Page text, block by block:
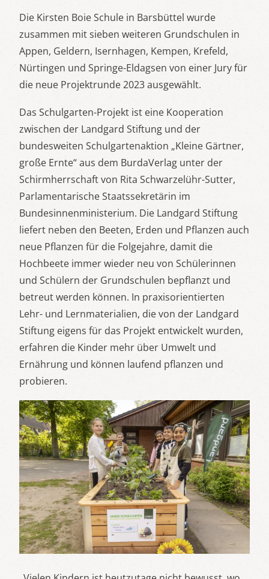
Die Kirsten Boie Schule in Barsbüttel wurde
zusammen mit sieben weiteren Grundschulen in
Appen, Geldern, Isernhagen, Kempen, Krefeld,
Nürtingen und Springe-Eldagsen von einer Jury für
die neue Projektrunde 2023 ausgewählt.
Das Schulgarten-Projekt ist eine Kooperation
zwischen der Landgard Stiftung und der
bundesweiten Schulgartenaktion „Kleine Gärtner,
große Ernte“ aus dem BurdaVerlag unter der
Schirmherrschaft von Rita Schwarzelühr-Sutter,
Parlamentarische Staatssekretärin im
Bundesinnenministerium. Die Landgard Stiftung
liefert neben den Beeten, Erden und Pflanzen auch
neue Pflanzen für die Folgejahre, damit die
Hochbeete immer wieder neu von Schülerinnen
und Schülern der Grundschulen bepflanzt und
betreut werden können. In praxisorientierten
Lehr- und Lernmaterialien, die von der Landgard
Stiftung eigens für das Projekt entwickelt wurden,
erfahren die Kinder mehr über Umwelt und
Ernährung und können laufend pflanzen und
probieren.